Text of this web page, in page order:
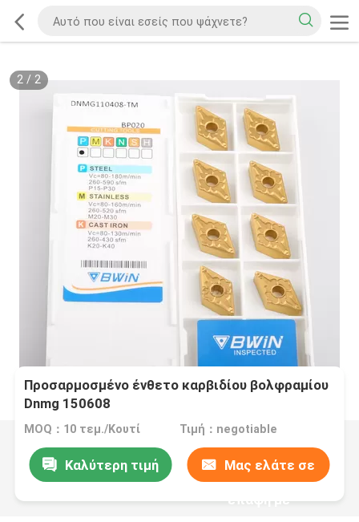
2/ 2
Προσαρμοσμένο ένθετο καρβιδίου βολφραμίου
Dnmg 150608
MOQ：10 τεμ./Κουτί Τιμή：negotiable
Καλύτερη τιμή Μας ελάτε σε
επαφή με